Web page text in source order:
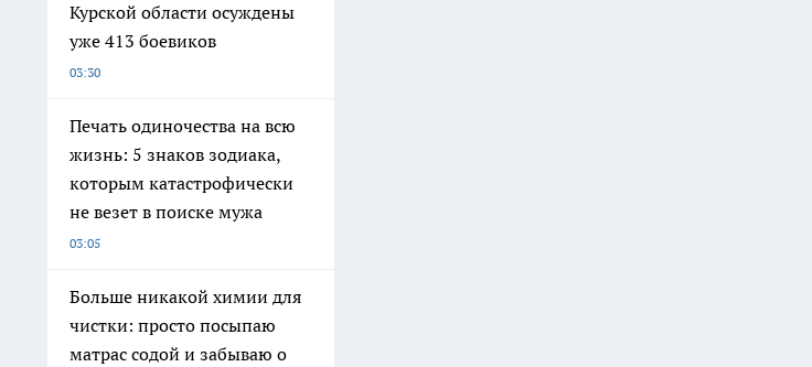
Курской области осуждены
уже 413 боевиков
03:30
Печать одиночества на всю
жизнь: 5 знаков зодиака,
которым катастрофически
не везет в поиске мужа
03:05
Больше никакой химии для
чистки: просто посыпаю
матрас содой и забываю о